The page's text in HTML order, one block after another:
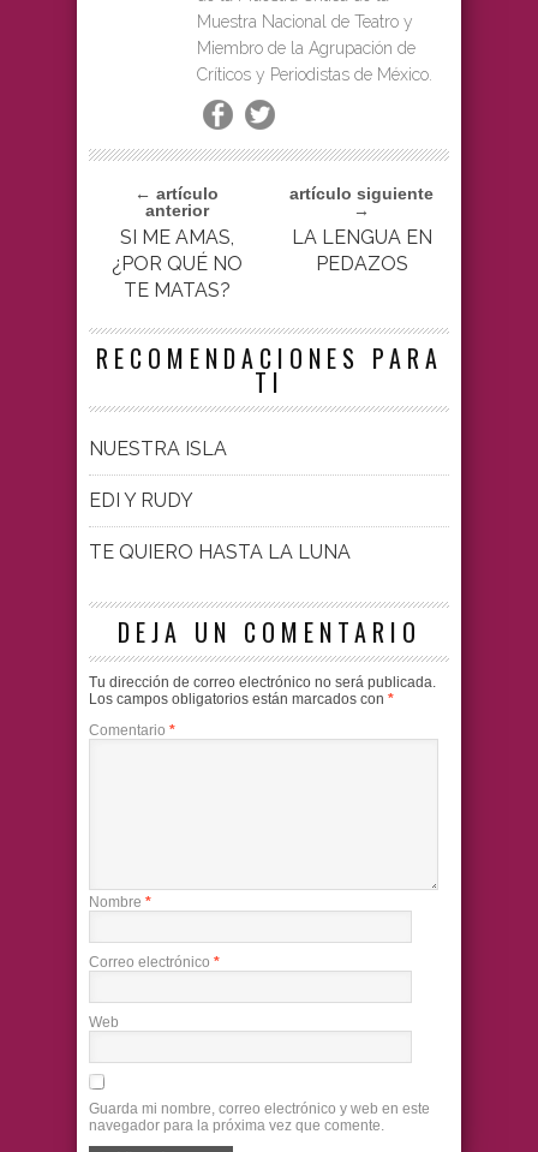
Muestra Nacional de Teatro y
Miembro de la Agrupación de
Críticos y Periodistas de México.
← artículo
anterior
SI ME AMAS,
¿POR QUÉ NO
TE MATAS?
artículo siguiente
→
LA LENGUA EN
PEDAZOS
RECOMENDACIONES PARA
TI
NUESTRA ISLA
EDI Y RUDY
TE QUIERO HASTA LA LUNA
DEJA UN COMENTARIO
Tu dirección de correo electrónico no será publicada.
Los campos obligatorios están marcados con *
Comentario *
Nombre *
Correo electrónico *
Web
Guarda mi nombre, correo electrónico y web en este
navegador para la próxima vez que comente.